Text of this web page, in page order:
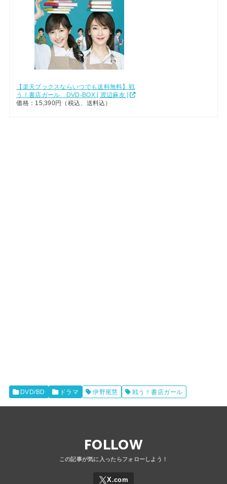
【楽天ブックスならいつでも送料無料】戦
う！書店ガール DVD-BOX [ 渡辺麻友 ]
価格：15,390円（税込、送料込）
DVD/BD ドラマ 伊野尾慧 戦う！書店ガール
FOLLOW